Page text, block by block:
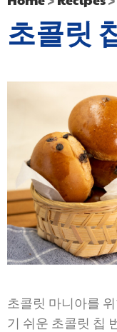
초콜릿
초콜릿 마니아를
기 쉬운 초콜릿 칩